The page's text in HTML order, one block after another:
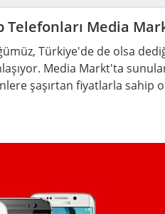
Telefonları Media
Türkiye'de de olsa
Media Markt'ta
şaşırtan fiyatlarla sahip